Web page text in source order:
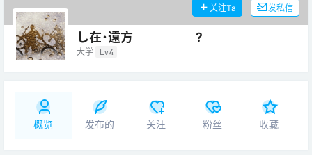
し在･遠方 ?
大学 Lv4
关注Ta 发私信
概览 发布的 关注 粉丝 收藏